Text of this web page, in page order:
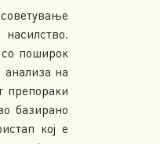
поширок
на
препораки
базирано
кој е